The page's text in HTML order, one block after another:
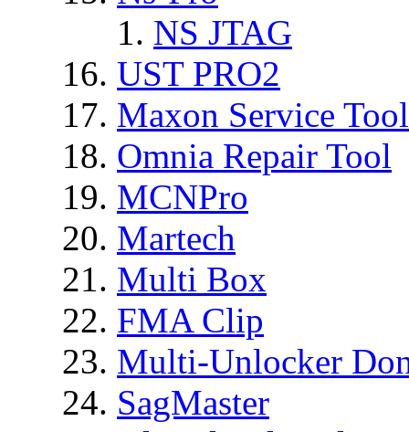
NS JTAG
UST PRO2
Maxon Service
Omnia Repair Tool
MCNPro
Martech
Multi Box
FMA Clip
Multi-Unlocker
SagMaster